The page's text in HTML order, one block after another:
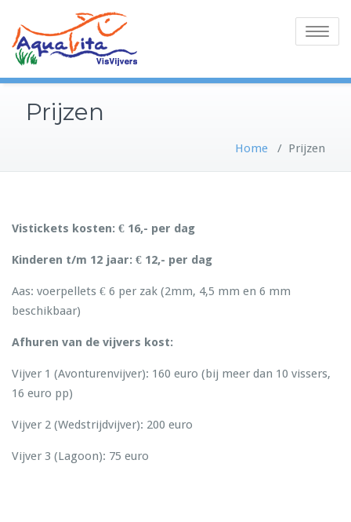
Toggle
Prijzen
Home / Prijzen
Vistickets kosten: € 16,- per dag
Kinderen t/m 12 jaar: € 12,- per dag
Aas: voerpellets € 6 per zak (2mm, 4,5 mm en 6 mm
beschikbaar)
Afhuren van de vijvers kost:
Vijver 1 (Avonturenvijver): 160 euro (bij meer dan 10 vissers,
16 euro pp)
Vijver 2 (Wedstrijdvijver): 200 euro
Vijver 3 (Lagoon): 75 euro